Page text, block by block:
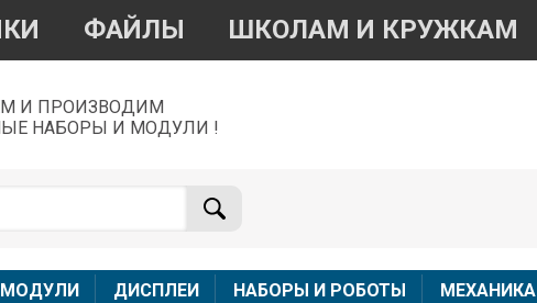
ФАЙЛЫ ШКОЛАМ И КРУЖКАМ
И ПРОИЗВОДИМ
НАБОРЫ И МОДУЛИ !
МОДУЛИ ДИСПЛЕИ НАБОРЫ И РОБОТЫ МЕХАНИКА
По вопросам приобретения товара
+7 968 454 17 38
звонки и аудио сообщения не обслуживаются